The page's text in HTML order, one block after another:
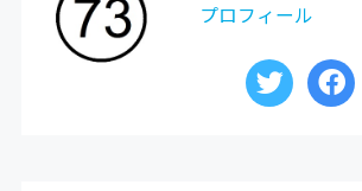
プロフィール